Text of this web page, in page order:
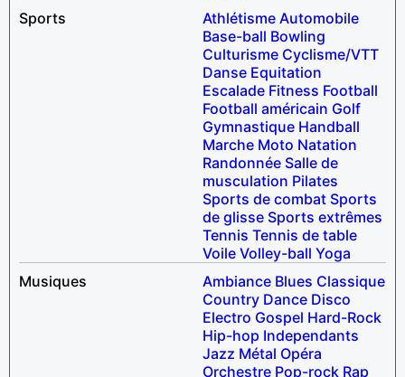
Sports
Athlétisme Automobile
Base-ball Bowling
Culturisme Cyclisme/VTT
Danse Equitation
Escalade Fitness Football
Football américain Golf
Gymnastique Handball
Marche Moto Natation
Randonnée Salle de
musculation Pilates
Sports de combat Sports
de glisse Sports extrêmes
Tennis Tennis de table
Voile Volley-ball Yoga
Musiques
Ambiance Blues Classique
Country Dance Disco
Electro Gospel Hard-Rock
Hip-hop Independants
Jazz Métal Opéra
Orchestre Pop-rock Rap